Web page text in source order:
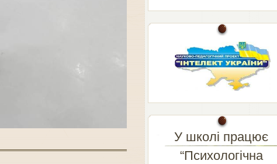
У школі працює
“Психологічна